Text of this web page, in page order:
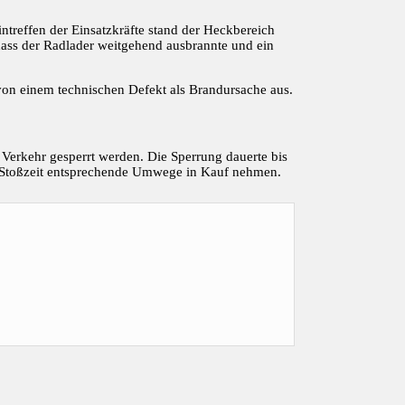
der Einsatzkräfte stand der Heckbereich
der Radlader weitgehend ausbrannte und ein
einem technischen Defekt als Brandursache aus.
gesperrt werden. Die Sperrung dauerte bis
entsprechende Umwege in Kauf nehmen.